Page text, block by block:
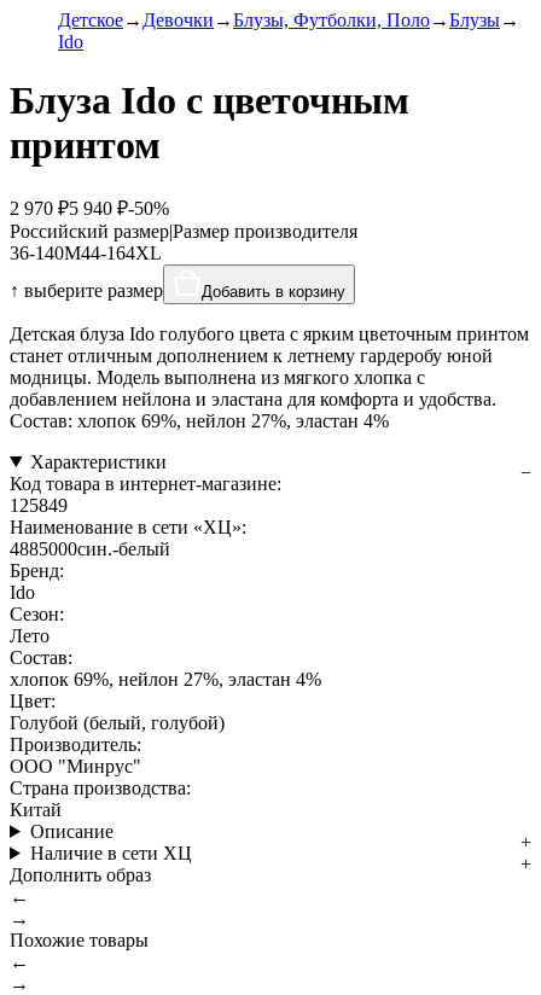
Детское Девочки Блузы, Футболки, Поло
Блузы
Ido
Блуза Ido с цветочным
принтом
2 970 ₽5 940 ₽-50%
Российский размер|Размер производителя
36-140M44-164XL
↑ выберите размер
Добавить в корзину
Детская блуза Ido голубого цвета с ярким цветочным принтом
станет отличным дополнением к летнему гардеробу юной
модницы. Модель выполнена из мягкого хлопка с
добавлением нейлона и эластана для комфорта и удобства.
Состав: хлопок 69%, нейлон 27%, эластан 4%
Характеристики
Код товара в интернет-магазине:
125849
Наименование в сети «ХЦ»:
4885000син.-белый
Бренд:
Ido
Сезон:
Лето
Состав:
хлопок 69%, нейлон 27%, эластан 4%
Цвет:
Голубой (белый, голубой)
Производитель:
ООО "Минрус"
Страна производства:
Китай
Описание
Наличие в сети ХЦ
Дополнить образ
←
→
Похожие товары
←
→